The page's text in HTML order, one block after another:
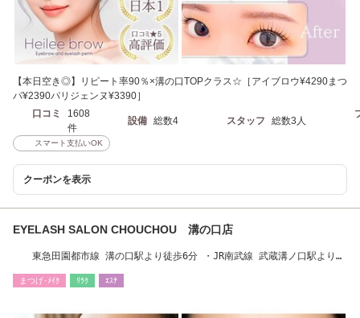
【本日空き◎】リピート率90％×溝の口TOPクラス☆［アイブロウ¥4290まつ
パ¥2390パリジェンヌ¥3390］
口コミ
1608
件
設備 総数4 スタッフ 総数3人
スマート支払いOK
クーポンを表示
EYELASH SALON CHOUCHOU 溝の口店
東急田園都市線 溝の口駅より徒歩6分 ・JR南武線 武蔵溝ノ口駅より徒
まつげ･ﾒｲｸ ﾘﾗｸ ｴｽﾃ